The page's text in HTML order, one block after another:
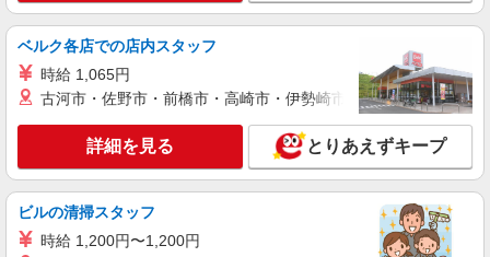
ベルク各店での店内スタッフ
時給 1,065円
古河市・佐野市・前橋市・高崎市・伊勢崎市・太田市・館林市
詳細を見る とりあえずキープ
ビルの清掃スタッフ
時給 1,200円〜1,200円